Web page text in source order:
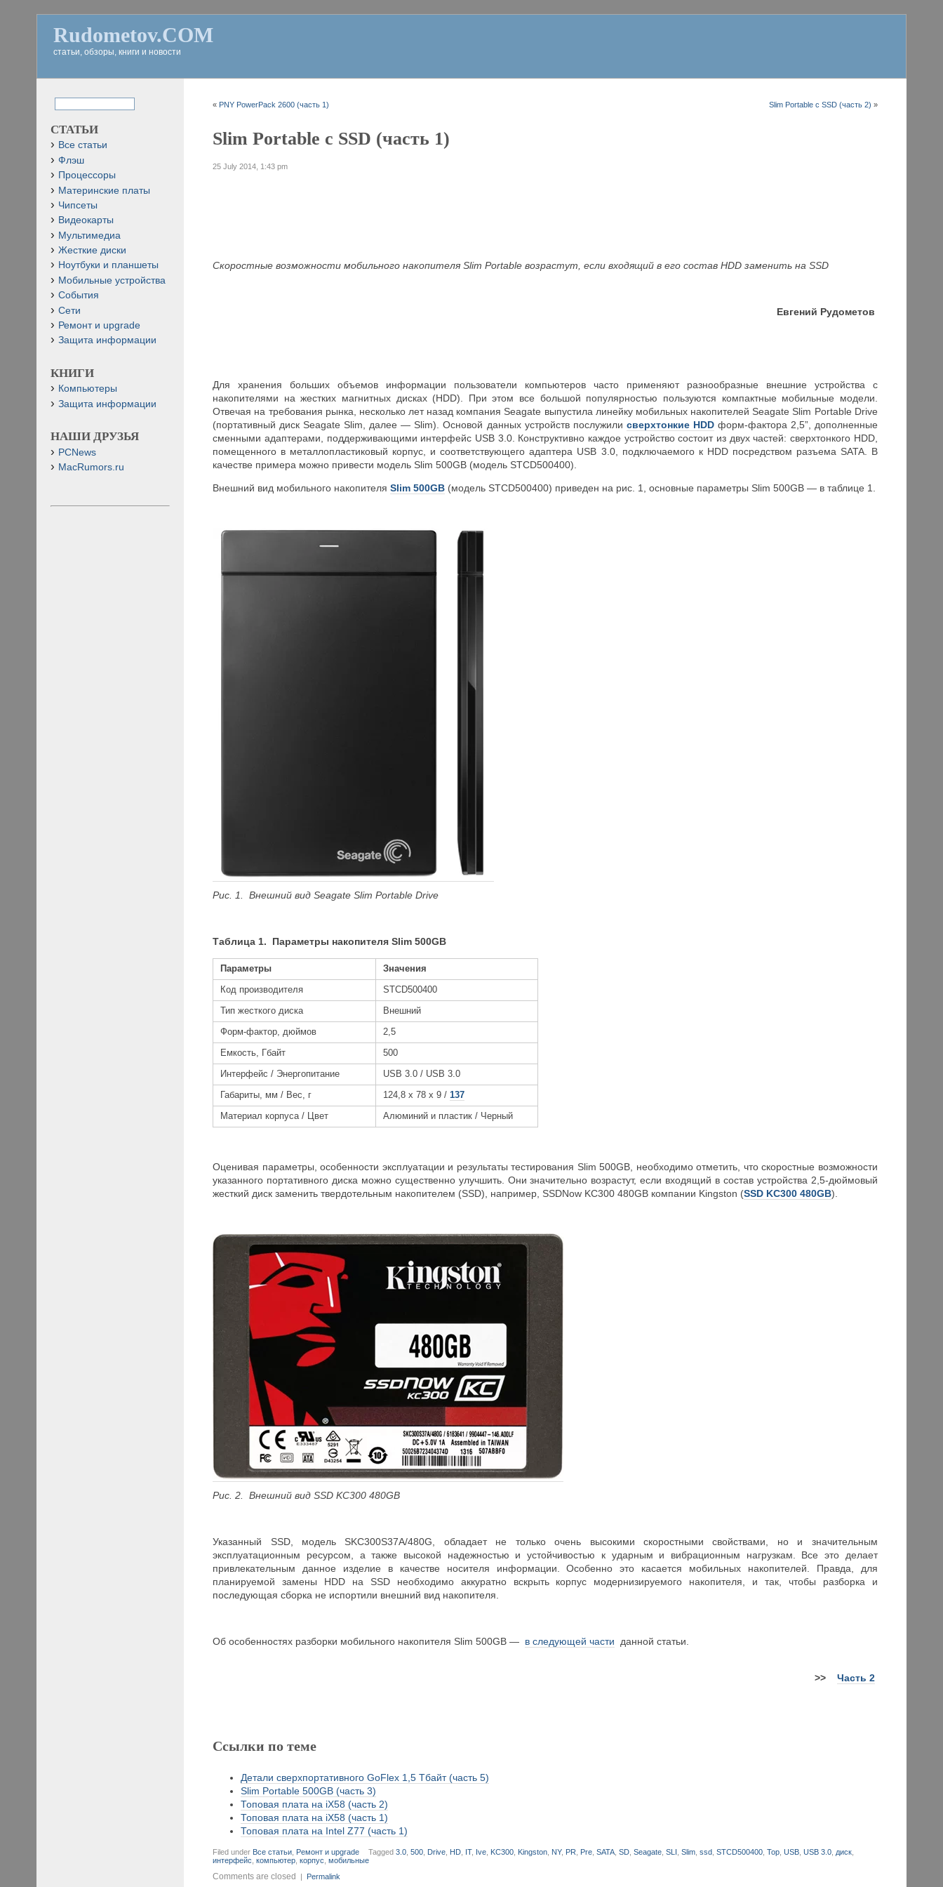
Rudometov.COM
статьи, обзоры, книги и новости
« PNY PowerPack 2600 (часть 1) Slim Portable с SSD (часть 2) »
Slim Portable с SSD (часть 1)
25 July 2014, 1:43 pm
Скоростные возможности мобильного накопителя Slim Portable возрастут, если входящий в его состав HDD заменить на SSD
Евгений Рудометов
Для хранения больших объемов информации пользователи компьютеров часто применяют разнообразные внешние устройства с
накопителями на жестких магнитных дисках (HDD). При этом все большой популярностью пользуются компактные мобильные модели.
Отвечая на требования рынка, несколько лет назад компания Seagate выпустила линейку мобильных накопителей Seagate Slim Portable Drive
(портативный диск Seagate Slim, далее — Slim). Основой данных устройств послужили сверхтонкие HDDформ-фактора 2,5”, дополненные
сменными адаптерами, поддерживающими интерфейс USB 3.0. Конструктивно каждое устройство состоит из двух частей: сверхтонкого HDD,
помещенного в металлопластиковый корпус, и соответствующего адаптера USB 3.0, подключаемого к HDD посредством разъема SATA. В
качестве примера можно привести модель Slim 500GB (модель STCD500400).
Внешний вид мобильного накопителяSlim 500GB (модель STCD500400) приведен на рис. 1, основные параметры Slim 500GB — в таблице 1.
Рис. 1. Внешний вид Seagate Slim Portable Drive
Таблица 1. Параметры накопителя Slim 500GB
Параметры Значения
Код производителя STCD500400
Тип жесткого диска Внешний
Форм-фактор, дюймов 2,5
Емкость, Гбайт 500
Интерфейс / Энергопитание USB 3.0 / USB 3.0
Габариты, мм / Вес, г 124,8 х 78 х 9 /137
Материал корпуса / Цвет Алюминий и пластик / Черный
Оценивая параметры, особенности эксплуатации и результаты тестирования Slim 500GB, необходимо отметить, что скоростные возможности
указанного портативного диска можно существенно улучшить. Они значительно возрастут, если входящий в состав устройства 2,5-дюймовый
жесткий диск заменить твердотельным накопителем (SSD), например, SSDNow KC300 480GB компании Kingston (SSD KC300 480GB).
Рис. 2. Внешний видSSDKC300 480GB
Указанный SSD, модель SKC300S37A/480G, обладает не только очень высокими скоростными свойствами, но и значительным
эксплуатационным ресурсом, а также высокой надежностью и устойчивостью к ударным и вибрационным нагрузкам. Все это делает
привлекательным данное изделие в качестве носителя информации. Особенно это касается мобильных накопителей. Правда, для
планируемой замены HDD на SSD необходимо аккуратно вскрыть корпус модернизируемого накопителя, и так, чтобы разборка и
последующая сборка не испортили внешний вид накопителя.
Об особенностях разборки мобильного накопителя Slim 500GB — в следующей части данной статьи.
>> Часть 2
Ссылки по теме
Детали сверхпортативного GoFlex 1,5 Тбайт (часть 5)
Slim Portable 500GB (часть 3)
Топовая плата на iX58 (часть 2)
Топовая плата на iX58 (часть 1)
Топовая плата на Intel Z77 (часть 1)
Filed under Все статьи Ремонт и upgrade Tagged3.0 ,500 Drive HD IT, Ive KC300 Kingston NY, PR Pre ,SATA ,SD ,Seagate ,SLI ,Slim ,ssd ,STCD500400 ,Top ,USB ,USB 3.0 диск
интерфейс ,компьютер ,корпус ,мобильные
Comments are closed | Permalink
СТАТЬИ
Все статьи
Флэш
Процессоры
Материнские платы
Чипсеты
Видеокарты
Мультимедиа
Жесткие диски
Ноутбуки и планшеты
Мобильные устройства
События
Сети
Ремонт и upgrade
Защита информации
КНИГИ
Компьютеры
Защита информации
НАШИ ДРУЗЬЯ
PCNews
MacRumors.ru